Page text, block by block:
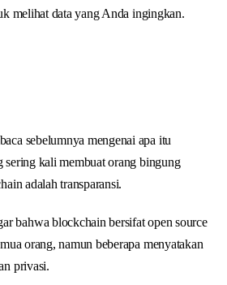
melihat data yang Anda ingingkan.
sebelumnya mengenai apa itu
sering kali membuat orang bingung
adalah transparansi.
bahwa blockchain bersifat open source
orang, namun beberapa menyatakan
privasi.